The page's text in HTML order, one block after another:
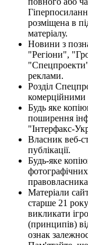
розміщена в
матеріалу.
Новини з
"Регіони",
реклами.
Розділ
комерційними
Будь яке
поширення
"Інтерфакс-
Власник веб-
публікації.
Будь-яке
фотографічних
Матеріали
старше 21
викликати
(принципів)
ознак